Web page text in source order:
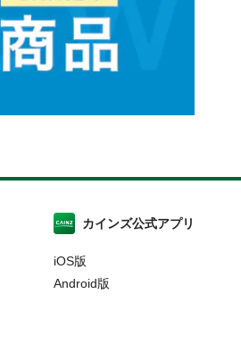
カインズ公式アプリ
iOS版
Android版